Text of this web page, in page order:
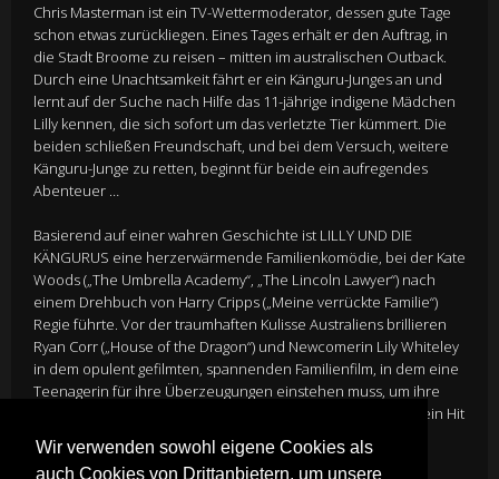
Wir verwenden sowohl eigene Cookies als
auch Cookies von Drittanbietern, um unsere
Chris Masterman ist ein TV-Wettermoderator, dessen gute Tage
schon etwas zurückliegen. Eines Tages erhält er den Auftrag, in
die Stadt Broome zu reisen – mitten im australischen Outback.
Durch eine Unachtsamkeit fährt er ein Känguru-Junges an und
lernt auf der Suche nach Hilfe das 11-jährige indigene Mädchen
Lilly kennen, die sich sofort um das verletzte Tier kümmert. Die
beiden schließen Freundschaft, und bei dem Versuch, weitere
Känguru-Junge zu retten, beginnt für beide ein aufregendes
Abenteuer …
Basierend auf einer wahren Geschichte ist LILLY UND DIE
KÄNGURUS eine herzerwärmende Familienkomödie, bei der Kate
Woods („The Umbrella Academy“, „The Lincoln Lawyer“) nach
einem Drehbuch von Harry Cripps („Meine verrückte Familie“)
Regie führte. Vor der traumhaften Kulisse Australiens brillieren
Ryan Corr („House of the Dragon“) und Newcomerin Lily Whiteley
in dem opulent gefilmten, spannenden Familienfilm, in dem eine
Teenagerin für ihre Überzeugungen einstehen muss, um ihre
Heimat zu schützen. Die originale BBC-Dokumentation war ein Hit
in Großbritannien und Australien.